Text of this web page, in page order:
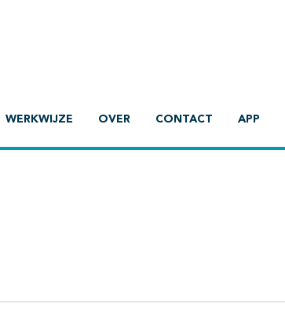
WERKWIJZE OVER CONTACT APP